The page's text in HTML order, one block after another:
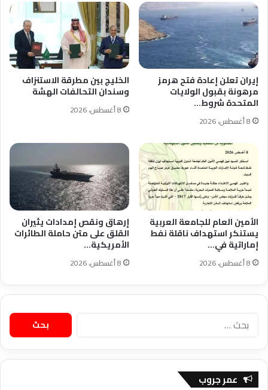
إيران تعلن إعادة فتح هرمز
مرهونة بقبول الولايات
المتحدة شروط…
8 أغسطس، 2026
الخليج بين مطرقة الاستنزاف
وسندان التحالفات الهشة
8 أغسطس، 2026
الأمين العام للجامعة العربية
يستنكر استهداف ناقلة نفط
إماراتية في…
8 أغسطس، 2026
إرهاق ونقص إمدادات يثيران
القلق على متن حاملة الطائرات
الأمريكية…
8 أغسطس، 2026
البحث
عن:
عمر جروب